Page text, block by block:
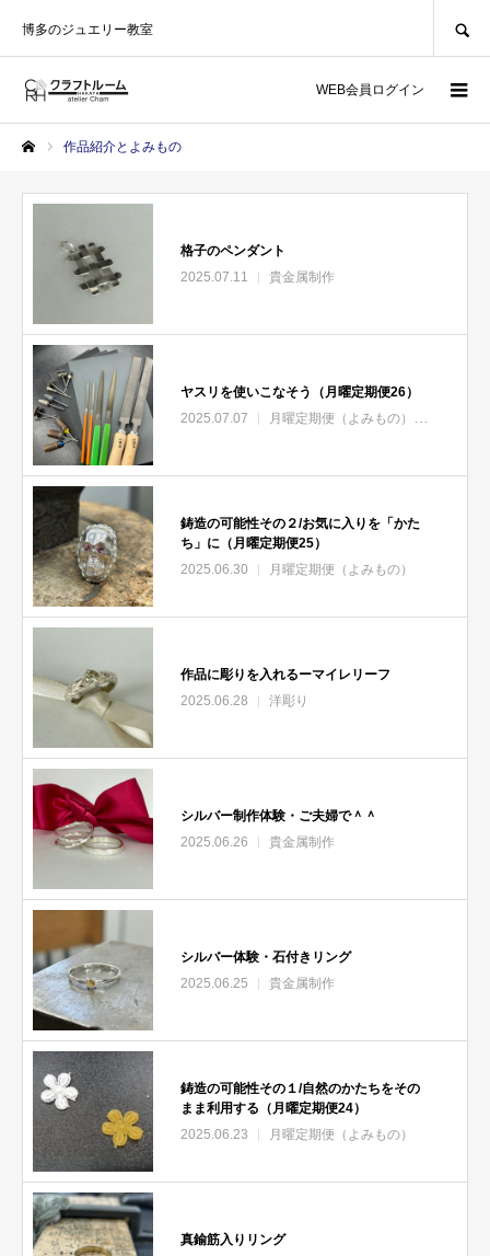
博多のジュエリー教室
WEB会員ログイン
作品紹介とよみもの
格子のペンダント
2025.07.11
貴金属制作
ヤスリを使いこなそう（月曜定期便26）
2025.07.07
月曜定期便（よみもの）
鋳造の可能性その２/お気に入りを「かた
ち」に（月曜定期便25）
2025.06.30
月曜定期便（よみもの）
作品に彫りを入れるーマイレリーフ
2025.06.28
洋彫り
シルバー制作体験・ご夫婦で＾＾
2025.06.26
貴金属制作
シルバー体験・石付きリング
2025.06.25
貴金属制作
鋳造の可能性その１/自然のかたちをその
まま利用する（月曜定期便24）
2025.06.23
月曜定期便（よみもの）
真鍮筋入りリング